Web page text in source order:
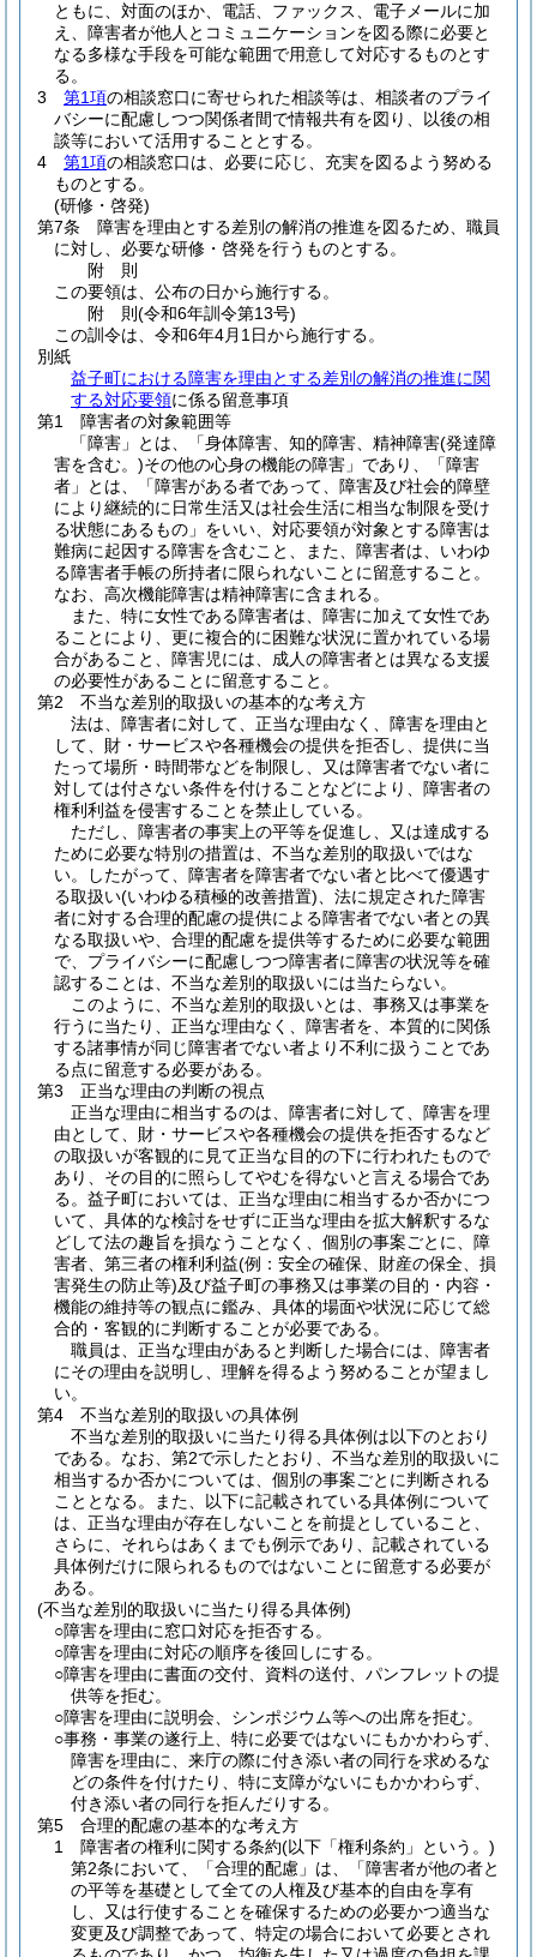
ともに、対面のほか、電話、ファックス、電子メールに加
え、障害者が他人とコミュニケーションを図る際に必要と
なる多様な手段を可能な範囲で用意して対応するものとす
る。
3
第1項の相談窓口に寄せられた相談等は、相談者のプライ
バシーに配慮しつつ関係者間で情報共有を図り、以後の相
談等において活用することとする。
4
第1項の相談窓口は、必要に応じ、充実を図るよう努める
ものとする。
(研修・啓発)
第7条
障害を理由とする差別の解消の推進を図るため、職員
に対し、必要な研修・啓発を行うものとする。
附 則
この要領は、公布の日から施行する。
附 則(令和6年訓令第13号)
この訓令は、令和6年4月1日から施行する。
別紙
益子町における障害を理由とする差別の解消の推進に関
する対応要領に係る留意事項
第1 障害者の対象範囲等
「障害」とは、「身体障害、知的障害、精神障害(発達障
害を含む。)その他の心身の機能の障害」であり、「障害
者」とは、「障害がある者であって、障害及び社会的障壁
により継続的に日常生活又は社会生活に相当な制限を受け
る状態にあるもの」をいい、対応要領が対象とする障害は
難病に起因する障害を含むこと、また、障害者は、いわゆ
る障害者手帳の所持者に限られないことに留意すること。
なお、高次機能障害は精神障害に含まれる。
また、特に女性である障害者は、障害に加えて女性であ
ることにより、更に複合的に困難な状況に置かれている場
合があること、障害児には、成人の障害者とは異なる支援
の必要性があることに留意すること。
第2 不当な差別的取扱いの基本的な考え方
法は、障害者に対して、正当な理由なく、障害を理由と
して、財・サービスや各種機会の提供を拒否し、提供に当
たって場所・時間帯などを制限し、又は障害者でない者に
対しては付さない条件を付けることなどにより、障害者の
権利利益を侵害することを禁止している。
ただし、障害者の事実上の平等を促進し、又は達成する
ために必要な特別の措置は、不当な差別的取扱いではな
い。したがって、障害者を障害者でない者と比べて優遇す
る取扱い(いわゆる積極的改善措置)、法に規定された障害
者に対する合理的配慮の提供による障害者でない者との異
なる取扱いや、合理的配慮を提供等するために必要な範囲
で、プライバシーに配慮しつつ障害者に障害の状況等を確
認することは、不当な差別的取扱いには当たらない。
このように、不当な差別的取扱いとは、事務又は事業を
行うに当たり、正当な理由なく、障害者を、本質的に関係
する諸事情が同じ障害者でない者より不利に扱うことであ
る点に留意する必要がある。
第3 正当な理由の判断の視点
正当な理由に相当するのは、障害者に対して、障害を理
由として、財・サービスや各種機会の提供を拒否するなど
の取扱いが客観的に見て正当な目的の下に行われたもので
あり、その目的に照らしてやむを得ないと言える場合であ
る。益子町においては、正当な理由に相当するか否かにつ
いて、具体的な検討をせずに正当な理由を拡大解釈するな
どして法の趣旨を損なうことなく、個別の事案ごとに、障
害者、第三者の権利利益(例：安全の確保、財産の保全、損
害発生の防止等)及び益子町の事務又は事業の目的・内容・
機能の維持等の観点に鑑み、具体的場面や状況に応じて総
合的・客観的に判断することが必要である。
職員は、正当な理由があると判断した場合には、障害者
にその理由を説明し、理解を得るよう努めることが望まし
い。
第4 不当な差別的取扱いの具体例
不当な差別的取扱いに当たり得る具体例は以下のとおり
である。なお、第2で示したとおり、不当な差別的取扱いに
相当するか否かについては、個別の事案ごとに判断される
こととなる。また、以下に記載されている具体例について
は、正当な理由が存在しないことを前提としていること、
さらに、それらはあくまでも例示であり、記載されている
具体例だけに限られるものではないことに留意する必要が
ある。
(不当な差別的取扱いに当たり得る具体例)
○障害を理由に窓口対応を拒否する。
○障害を理由に対応の順序を後回しにする。
○障害を理由に書面の交付、資料の送付、パンフレットの提
供等を拒む。
○障害を理由に説明会、シンポジウム等への出席を拒む。
○事務・事業の遂行上、特に必要ではないにもかかわらず、
障害を理由に、来庁の際に付き添い者の同行を求めるな
どの条件を付けたり、特に支障がないにもかかわらず、
付き添い者の同行を拒んだりする。
第5 合理的配慮の基本的な考え方
1 障害者の権利に関する条約(以下「権利条約」という。)
第2条において、「合理的配慮」は、「障害者が他の者と
の平等を基礎として全ての人権及び基本的自由を享有
し、又は行使することを確保するための必要かつ適当な
変更及び調整であって、特定の場合において必要とされ